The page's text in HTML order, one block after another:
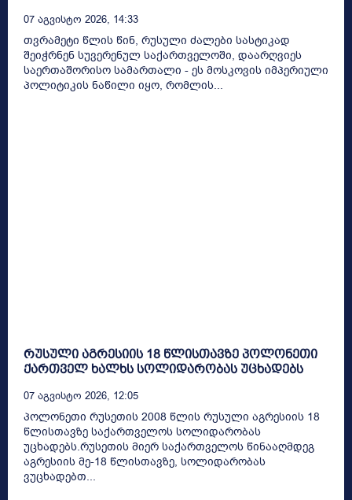
07 Აგვისტო 2026, 14:33
თვრამეტი წლის წინ, რუსული ძალები სასტიკად
შეიჭრნენ სუვერენულ საქართველოში, დაარღვიეს
საერთაშორისო სამართალი - ეს მოსკოვის იმპერიული
პოლიტიკის ნაწილი იყო, რომლის...
რუსული აგრესიის 18 წლისთავზე პოლონეთი
ქართველ ხალხს სოლიდარობას უცხადებს
07 Აგვისტო 2026, 12:05
პოლონეთი რუსეთის 2008 წლის რუსული აგრესიის 18
წლისთავზე საქართველოს სოლიდარობას
უცხადებს.რუსეთის მიერ საქართველოს წინააღმდეგ
აგრესიის მე-18 წლისთავზე, სოლიდარობას
ვუცხადებთ...